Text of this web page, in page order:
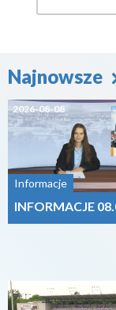
Najnowsze
2026-08-08
Informacje
INFORMACJE
2026-08-07